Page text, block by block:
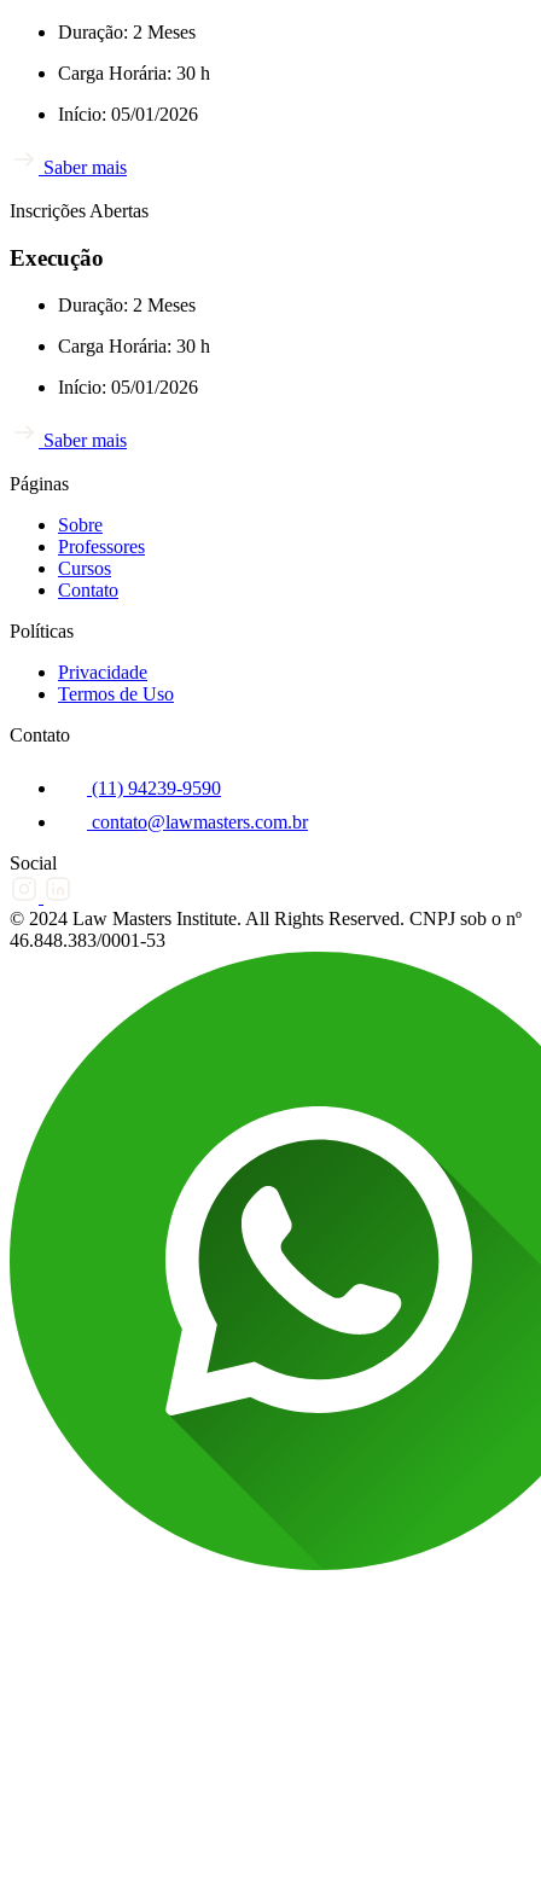
Duração: 2 Meses
Carga Horária: 30 h
Início: 05/01/2026
Saber mais
Inscrições Abertas
Execução
Duração: 2 Meses
Carga Horária: 30 h
Início: 05/01/2026
Saber mais
Páginas
Sobre
Professores
Cursos
Contato
Políticas
Privacidade
Termos de Uso
Contato
(11) 94239-9590
contato@lawmasters.com.br
Social
© 2024 Law Masters Institute. All Rights Reserved. CNPJ sob o nº
46.848.383/0001-53